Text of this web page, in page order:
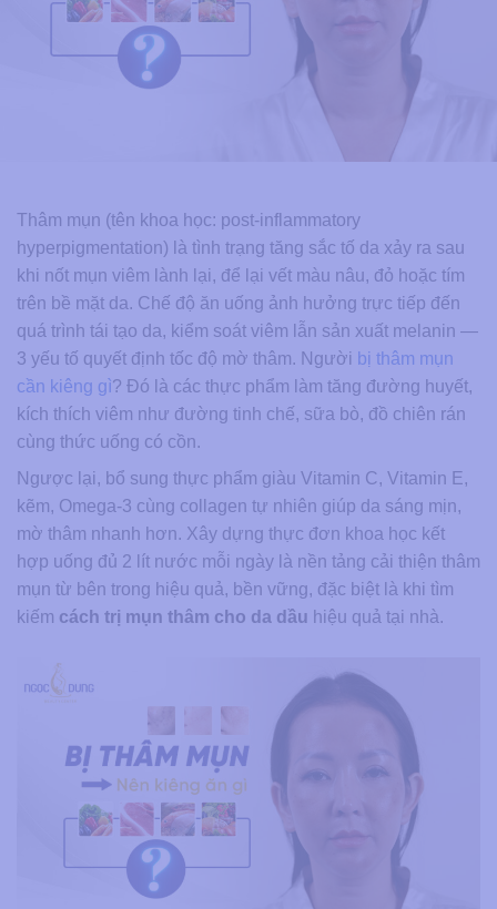
Thâm mụn (tên khoa học: post-inflammatory
hyperpigmentation) là tình trạng tăng sắc tố da xảy ra sau
khi nốt mụn viêm lành lại, để lại vết màu nâu, đỏ hoặc tím
trên bề mặt da. Chế độ ăn uống ảnh hưởng trực tiếp đến
quá trình tái tạo da, kiểm soát viêm lẫn sản xuất melanin —
3 yếu tố quyết định tốc độ mờ thâm. Người bị thâm mụn
cần kiêng gì? Đó là các thực phẩm làm tăng đường huyết,
kích thích viêm như đường tinh chế, sữa bò, đồ chiên rán
cùng thức uống có cồn.
Ngược lại, bổ sung thực phẩm giàu Vitamin C, Vitamin E,
kẽm, Omega-3 cùng collagen tự nhiên giúp da sáng mịn,
mờ thâm nhanh hơn. Xây dựng thực đơn khoa học kết
hợp uống đủ 2 lít nước mỗi ngày là nền tảng cải thiện thâm
mụn từ bên trong hiệu quả, bền vững, đặc biệt là khi tìm
kiếm cách trị mụn thâm cho da dầu hiệu quả tại nhà.